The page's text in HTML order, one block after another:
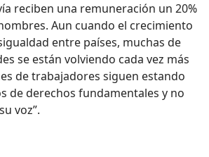
reciben una remuneración un 20%
Aun cuando el crecimiento
entre países, muchas de
se están volviendo cada vez más
de trabajadores siguen estando
de derechos fundamentales y no
voz”.